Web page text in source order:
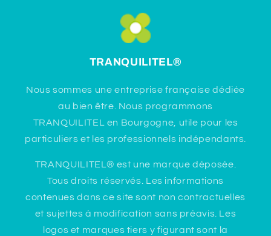
TRANQUILITEL®
Nous sommes une entreprise française dédiée
au bien être. Nous programmons
TRANQUILITEL en Bourgogne, utile pour les
particuliers et les professionnels indépendants.
TRANQUILITEL® est une marque déposée.
Tous droits réservés. Les informations
contenues dans ce site sont non contractuelles
et sujettes à modification sans préavis. Les
logos et marques tiers y figurant sont la